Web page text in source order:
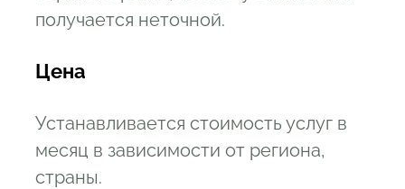
получается неточной.
Цена
Устанавливается стоимость услуг в
месяц в зависимости от региона,
страны.